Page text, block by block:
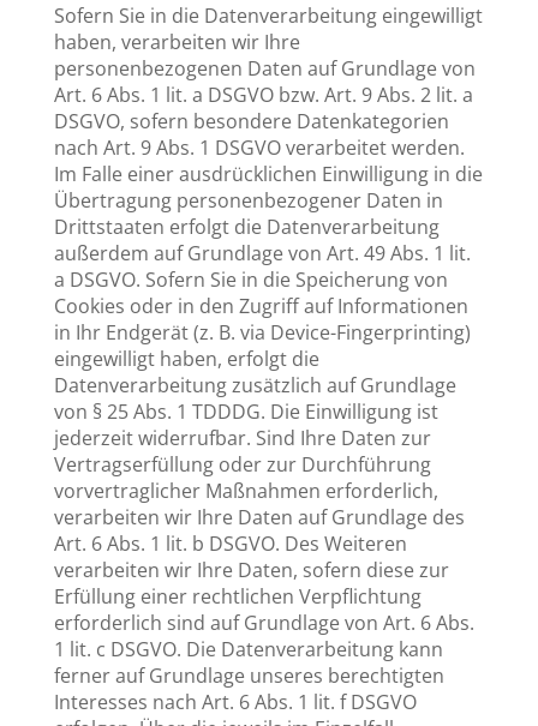
Sofern Sie in die Datenverarbeitung eingewilligt
haben, verarbeiten wir Ihre
personenbezogenen Daten auf Grundlage von
Art. 6 Abs. 1 lit. a DSGVO bzw. Art. 9 Abs. 2 lit. a
DSGVO, sofern besondere Datenkategorien
nach Art. 9 Abs. 1 DSGVO verarbeitet werden.
Im Falle einer ausdrücklichen Einwilligung in die
Übertragung personenbezogener Daten in
Drittstaaten erfolgt die Datenverarbeitung
außerdem auf Grundlage von Art. 49 Abs. 1 lit.
a DSGVO. Sofern Sie in die Speicherung von
Cookies oder in den Zugriff auf Informationen
in Ihr Endgerät (z. B. via Device-Fingerprinting)
eingewilligt haben, erfolgt die
Datenverarbeitung zusätzlich auf Grundlage
von § 25 Abs. 1 TDDDG. Die Einwilligung ist
jederzeit widerrufbar. Sind Ihre Daten zur
Vertragserfüllung oder zur Durchführung
vorvertraglicher Maßnahmen erforderlich,
verarbeiten wir Ihre Daten auf Grundlage des
Art. 6 Abs. 1 lit. b DSGVO. Des Weiteren
verarbeiten wir Ihre Daten, sofern diese zur
Erfüllung einer rechtlichen Verpflichtung
erforderlich sind auf Grundlage von Art. 6 Abs.
1 lit. c DSGVO. Die Datenverarbeitung kann
ferner auf Grundlage unseres berechtigten
Interesses nach Art. 6 Abs. 1 lit. f DSGVO